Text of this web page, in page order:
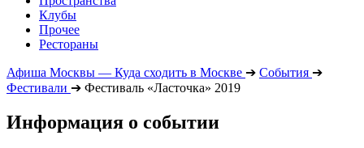
Клубы
Прочее
Рестораны
Афиша Москвы — Куда сходить в Москве ➔ События ➔
Фестивали ➔ Фестиваль «Ласточка» 2019
Информация о событии